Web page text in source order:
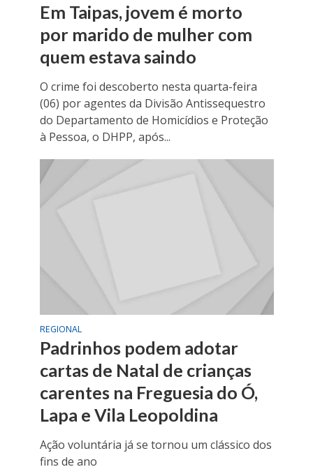
Em Taipas, jovem é morto
por marido de mulher com
quem estava saindo
O crime foi descoberto nesta quarta-feira
(06) por agentes da Divisão Antissequestro
do Departamento de Homicídios e Proteção
à Pessoa, o DHPP, após...
REGIONAL
Padrinhos podem adotar
cartas de Natal de crianças
carentes na Freguesia do Ó,
Lapa e Vila Leopoldina
Ação voluntária já se tornou um clássico dos
fins de ano